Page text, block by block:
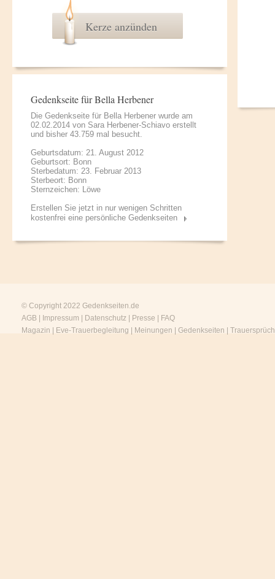
Kerze anzünden
Gedenkseite für Bella Herbener
Die Gedenkseite für Bella Herbener wurde am
02.02.2014 von Sara Herbener-Schiavo erstellt
und bisher 43.759 mal besucht.
Geburtsdatum: 21. August 2012
Geburtsort: Bonn
Sterbedatum: 23. Februar 2013
Sterbeort: Bonn
Sternzeichen: Löwe
Erstellen Sie jetzt in nur wenigen Schritten
kostenfrei eine persönliche Gedenkseiten
© Copyright 2022 Gedenkseiten.de
AGB
Impressum Datenschutz Presse
FAQ
Magazin
Eve-Trauerbegleitung Meinungen Gedenkseiten